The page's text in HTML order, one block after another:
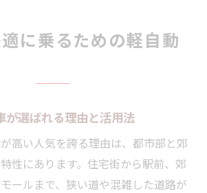
に乗るための軽自動
が選ばれる理由と活用法
高い人気を誇る理由は、都市部と郊
性にあります。住宅街から駅前、郊
ールまで、狭い道や混雑した道路が